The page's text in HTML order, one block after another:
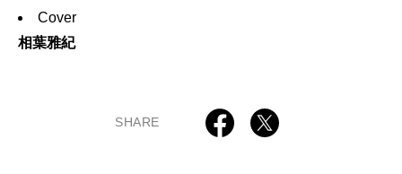
Cover
相葉雅紀
SHARE